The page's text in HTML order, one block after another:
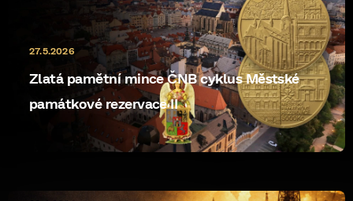
Zlatá pamětní mince ČNB cyklus Městské
památkové rezervace II
27.5.2026